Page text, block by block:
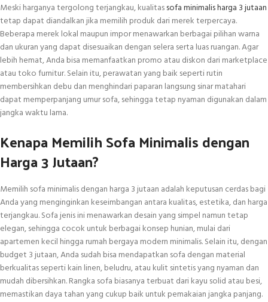
Meski harganya tergolong terjangkau, kualitassofa minimalis harga 3 jutaan
tetap dapat diandalkan jika memilih produk dari merek terpercaya.
Beberapa merek lokal maupun impor menawarkan berbagai pilihan warna
dan ukuran yang dapat disesuaikan dengan selera serta luas ruangan. Agar
lebih hemat, Anda bisa memanfaatkan promo atau diskon dari marketplace
atau toko furnitur. Selain itu, perawatan yang baik seperti rutin
membersihkan debu dan menghindari paparan langsung sinar matahari
dapat memperpanjang umur sofa, sehingga tetap nyaman digunakan dalam
jangka waktu lama.
Kenapa Memilih Sofa Minimalis dengan
Harga 3 Jutaan?
Memilih sofa minimalis dengan harga 3 jutaan adalah keputusan cerdas bagi
Anda yang menginginkan keseimbangan antara kualitas, estetika, dan harga
terjangkau. Sofa jenis ini menawarkan desain yang simpel namun tetap
elegan, sehingga cocok untuk berbagai konsep hunian, mulai dari
apartemen kecil hingga rumah bergaya modern minimalis. Selain itu, dengan
budget 3 jutaan, Anda sudah bisa mendapatkan sofa dengan material
berkualitas seperti kain linen, beludru, atau kulit sintetis yang nyaman dan
mudah dibersihkan. Rangka sofa biasanya terbuat dari kayu solid atau besi,
memastikan daya tahan yang cukup baik untuk pemakaian jangka panjang.